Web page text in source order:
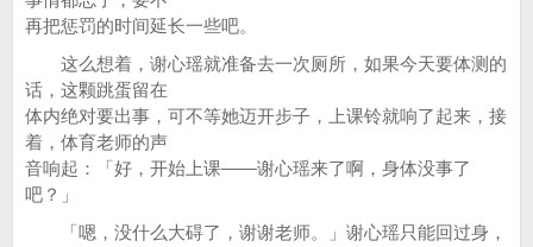
再把惩罚的时间延长一些吧。
这么想着，谢心瑶就准备去一次厕所，如果今天要体测的
话，这颗跳蛋留在
体内绝对要出事，可不等她迈开步子，上课铃就响了起来，接
着，体育老师的声
音响起：「好，开始上课——谢心瑶来了啊，身体没事了
吧？」
「嗯，没什么大碍了，谢谢老师。」谢心瑶只能回过身，